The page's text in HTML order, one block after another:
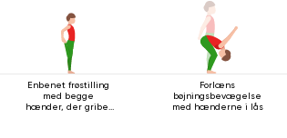
Enbenet frøstilling
med begge
hænder, der griber
Forlæns
bøjningsbevægelse
med hænderne i lås